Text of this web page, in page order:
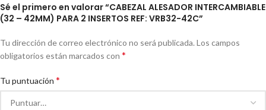
Sé el primero en valorar “CABEZAL ALESADOR INTERCAMBIABLE
(32 – 42MM) PARA 2 INSERTOS REF: VRB32-42C”
Tu dirección de correo electrónico no será publicada. Los campos
obligatorios están marcados con *
Tu puntuación *